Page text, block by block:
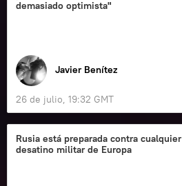
demasiado optimista"
Javier Benítez
26 de julio, 19:32 GMT
Rusia está preparada contra cualquier
desatino militar de Europa